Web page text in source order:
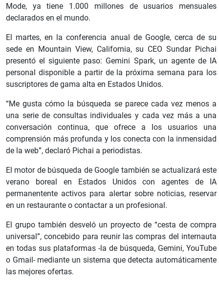
Mode, ya tiene 1.000 millones de usuarios mensuales
declarados en el mundo.
El martes, en la conferencia anual de Google, cerca de su
sede en Mountain View, California, su CEO Sundar Pichai
presentó el siguiente paso: Gemini Spark, un agente de IA
personal disponible a partir de la próxima semana para los
suscriptores de gama alta en Estados Unidos.
“Me gusta cómo la búsqueda se parece cada vez menos a
una serie de consultas individuales y cada vez más a una
conversación continua, que ofrece a los usuarios una
comprensión más profunda y los conecta con la inmensidad
de la web”, declaró Pichai a periodistas.
El motor de búsqueda de Google también se actualizará este
verano boreal en Estados Unidos con agentes de IA
permanentente activos para alertar sobre noticias, reservar
en un restaurante o contactar a un profesional.
El grupo también desveló un proyecto de “cesta de compra
universal”, concebido para reunir las compras del internauta
en todas sus plataformas -la de búsqueda, Gemini, YouTube
o Gmail- mediante un sistema que detecta automáticamente
las mejores ofertas.